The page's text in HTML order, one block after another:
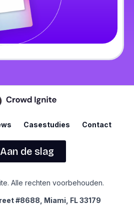
Casestudies Contact
Aan de slag
Alle rechten voorbehouden.
#8688, Miami, FL 33179